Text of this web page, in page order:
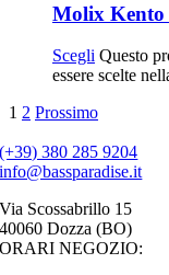
Molix Kento
Scegli Questo
essere scelte
1 2 Prossimo
(+39) 380 285 9204
info@bassparadise.it
Via Scossabrillo 15
40060 Dozza (BO)
ORARI NEGOZIO: